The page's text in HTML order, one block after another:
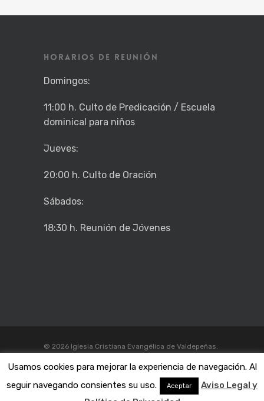
HORARIOS DE REUNIÓN
Domingos:
11:00 h. Culto de Predicación / Escuela
dominical para niños
Jueves:
20:00 h. Culto de Oración
Sábados:
18:30 h. Reunión de Jóvenes
© 2026 Iglesia Cristiana Evangélica de Valdepeñas.
Usamos cookies para mejorar la experiencia de navegación. Al
seguir navegando consientes su uso.
Aceptar
Aviso Legal y